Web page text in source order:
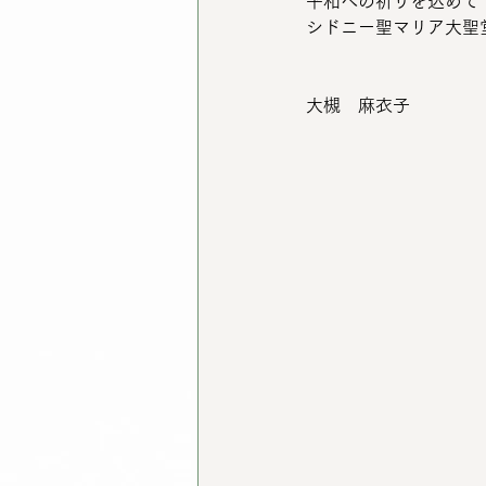
シドニー聖マリア大聖
大槻　麻衣子